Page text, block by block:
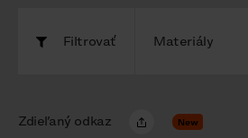
Filtrovať Materiály
Zdieľaný odkaz New